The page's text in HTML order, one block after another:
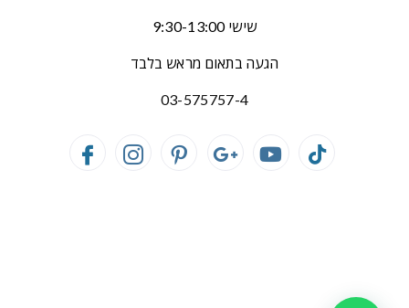
שישי 9:30-13:00
הגעה בתאום מראש בלבד
03-575757-4